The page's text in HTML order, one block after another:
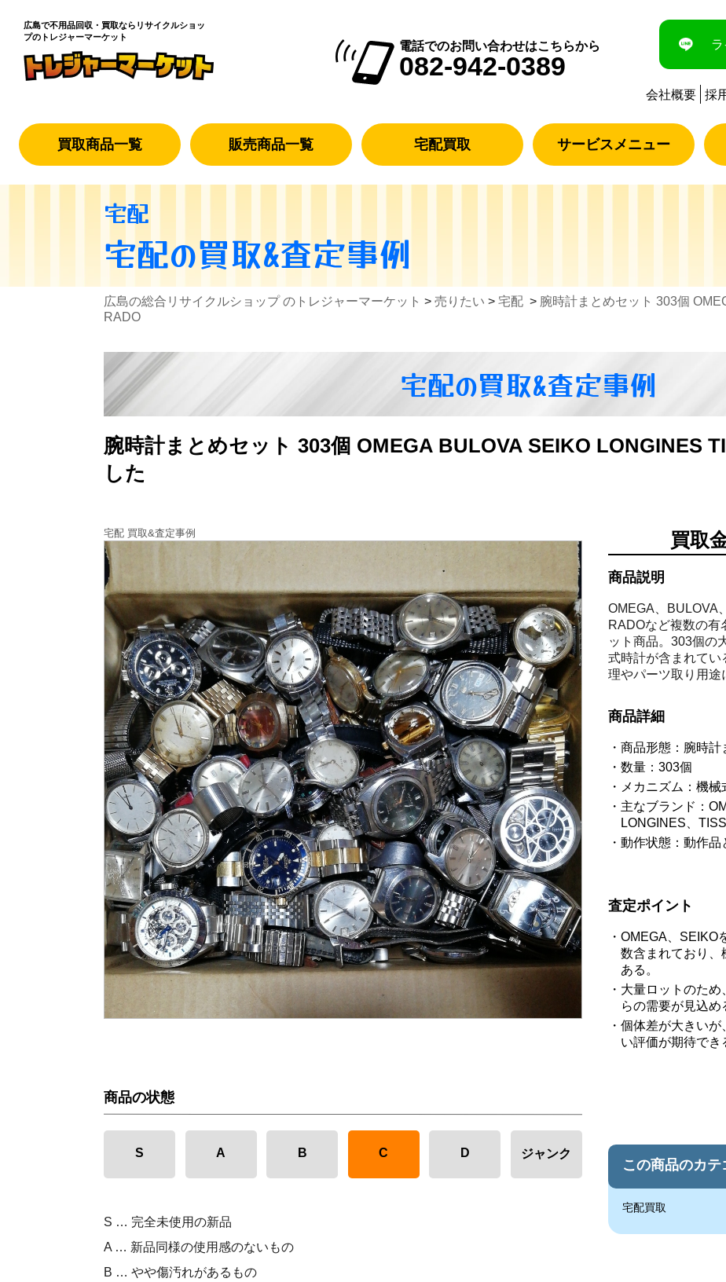
広島で不用品回収・買取なら リサイクルショッ
プのトレジャーマーケット
電話でのお問い合わせはこちらから
082-942-0389
会社概要 採
買取商品一覧 販売商品一覧 宅配買取 サービスメニュー
宅配
宅配の買取&査定事例
広島の総合リサイクルショップ のトレジャーマーケット > 売りたい > 宅配 > 腕時計まとめセット 303個
RADO
宅配の買取&査定事例
腕時計まとめセット 303個 OMEGA BULOVA SEIKO LONGINES
した
買取
商品説明
OMEGA、BULOVA
RADOなど複数の有
ット商品。303個の
式時計が含まれてい
理やパーツ取り用途
商品詳細
商品形態：腕時計
数量：303個
メカニズム：機械
主なブランド：
LONGINES、
動作状態：動作品
査定ポイント
OMEGA、SEIKO
数含まれており、
ある。
大量ロットのた
らの需要が見込め
個体差が大きいが
い評価が期待でき
この商品のカテ
宅配買取
宅配 買取&査定事例
商品の状態
S A B C D ジャンク
S … 完全未使用の新品
A … 新品同様の使用感のないもの
B … やや傷汚れがあるもの